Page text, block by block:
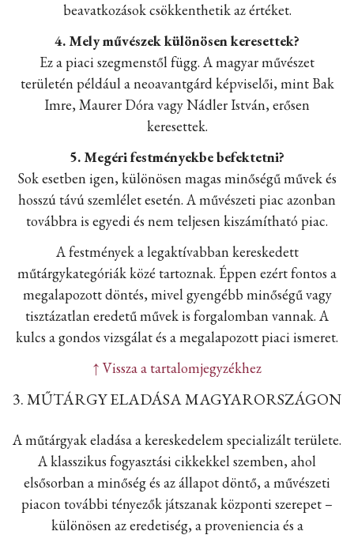
beavatkozások csökkenthetik az értéket.
4. Mely művészek különösen keresettek?
Ez a piaci szegmenstől függ. A magyar művészet
területén például a neoavantgárd képviselői, mint Bak
Imre, Maurer Dóra vagy Nádler István, erősen
keresettek.
5. Megéri festményekbe befektetni?
Sok esetben igen, különösen magas minőségű művek és
hosszú távú szemlélet esetén. A művészeti piac azonban
továbbra is egyedi és nem teljesen kiszámítható piac.
A festmények a legaktívabban kereskedett
műtárgykategóriák közé tartoznak. Éppen ezért fontos a
megalapozott döntés, mivel gyengébb minőségű vagy
tisztázatlan eredetű művek is forgalomban vannak. A
kulcs a gondos vizsgálat és a megalapozott piaci ismeret.
↑ Vissza a tartalomjegyzékhez
3. MŰTÁRGY ELADÁSA MAGYARORSZÁGON
A műtárgyak eladása a kereskedelem specializált területe.
A klasszikus fogyasztási cikkekkel szemben, ahol
elsősorban a minőség és az állapot döntő, a művészeti
piacon további tényezők játszanak központi szerepet –
különösen az eredetiség, a proveniencia és a